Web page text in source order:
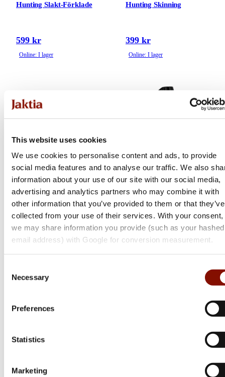
This website uses cookies
We use cookies to personalise content and ads, to provide
social media features and to analyse our traffic. We also
information about your use of our site with our social media,
advertising and analytics partners who may combine it with
other information that you’ve provided to them or that they’ve
collected from your use of their services. With your consent,
we may share information you provide (such as your hashed
email address) with Google for conversion measurement.
Selection
Necessary
Preferences
Statistics
Marketing
Hunting Slakt-Förklade
599 kr
Online: I lager
Hunting Skinning
399 kr
Online: I lager
Morakniv
Hunting Kit
Morakniv
Hunting Buköppnare |
Belly Opener (Svart)
Medlemspris